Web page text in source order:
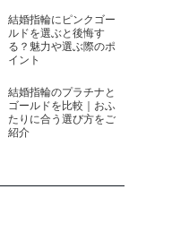
結婚指輪にピンクゴー
ルドを選ぶと後悔す
る？魅力や選ぶ際のポ
イント
結婚指輪のプラチナと
ゴールドを比較｜おふ
たりに合う選び方をご
紹介